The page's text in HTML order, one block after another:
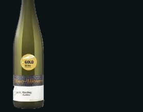
Zur Wunschliste